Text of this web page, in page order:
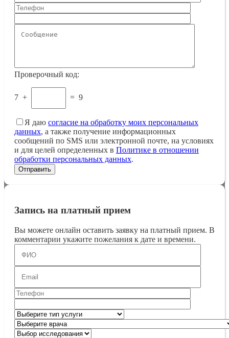
Проверочный код:
7 + = 9
Я даю согласие на обработку моих персональных
данных, а также получение информационных
сообщений по SMS или электронной почте, на условиях
и для целей определенных в Политике в отношении
обработки персональных данных.
Запись на платный прием
Вы можете онлайн оставить заявку на платный прием. В
комментарии укажите пожелания к дате и времени.